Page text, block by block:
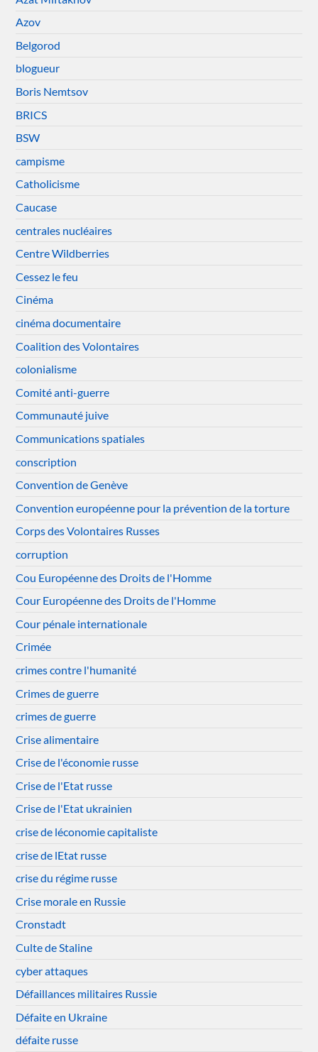
Azov
Belgorod
blogueur
Boris Nemtsov
BRICS
BSW
campisme
Catholicisme
Caucase
centrales nucléaires
Centre Wildberries
Cessez le feu
Cinéma
cinéma documentaire
Coalition des Volontaires
colonialisme
Comité anti-guerre
Communauté juive
Communications spatiales
conscription
Convention de Genève
Convention européenne pour la prévention de la torture
Corps des Volontaires Russes
corruption
Cou Européenne des Droits de l'Homme
Cour Européenne des Droits de l'Homme
Cour pénale internationale
Crimée
crimes contre l'humanité
Crimes de guerre
crimes de guerre
Crise alimentaire
Crise de l'économie russe
Crise de l'Etat russe
Crise de l'Etat ukrainien
crise de léconomie capitaliste
crise de lEtat russe
crise du régime russe
Crise morale en Russie
Cronstadt
Culte de Staline
cyber attaques
Défaillances militaires Russie
Défaite en Ukraine
défaite russe